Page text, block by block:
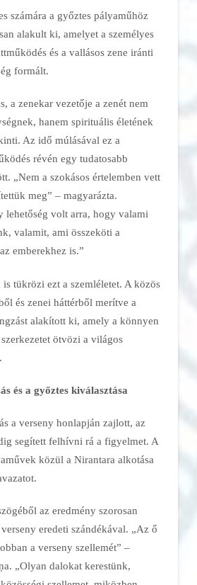
számára a győztes pályaműhöz
alakult ki, amelyet a személyes
és a vallásos zene iránti
formált.
a zenekar vezetője a zenét nem
hanem spirituális életének
Az idő múlásával ez a
révén egy tudatosabb
„Nem a szokásos értelemben vett
meg” – magyarázta.
lehetőség volt arra, hogy valami
valamit, ami összeköti a
emberekhez is.”
is tükrözi ezt a szemléletet. A közös
és zenei háttérből merítve a
alakított ki, amely a könnyen
ötvözi a világos
és a győztes kiválasztása
a verseny honlapján zajlott, az
segített felhívni rá a figyelmet. A
közül a Nirantara alkotása
az eredmény szorosan
eredeti szándékával. „Az ő
a verseny szellemét” –
„Olyan dalokat kerestünk,